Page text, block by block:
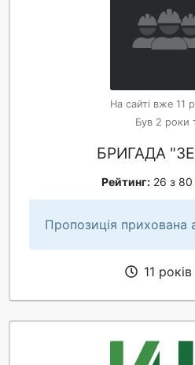
На сайті вже 11
Був 2 роки
БРИГАДА
Рейтинг: 26 з 80
Пропозиція прихована
11